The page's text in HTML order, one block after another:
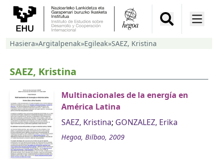
Hasiera»Argitalpenak»Egileak»SAEZ, Kristina
SAEZ, Kristina
Multinacionales de la energía en
América Latina
SAEZ, Kristina; GONZALEZ, Erika
Hegoa, Bilbao, 2009